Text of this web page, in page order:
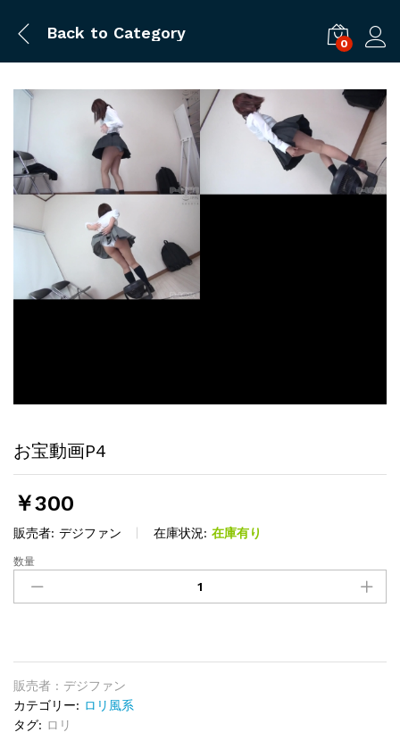
Back to Category
0
お宝動画P4
￥300
販売者: デジファン 在庫状況: 在庫有り
お
動
quantity
数量
販売者 : デジファン
カテゴリー: ロリ風系
タグ: ロリ